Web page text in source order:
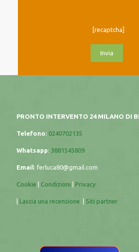
[recaptcha]
PRONTO INTERVENTO 24 MILANO DI
Telefono: 0240702135
Whatsapp: 3881545809
Email: ferluca80@gmail.com
Cookie Condizioni Privacy
Lascia una recensione Siti partner